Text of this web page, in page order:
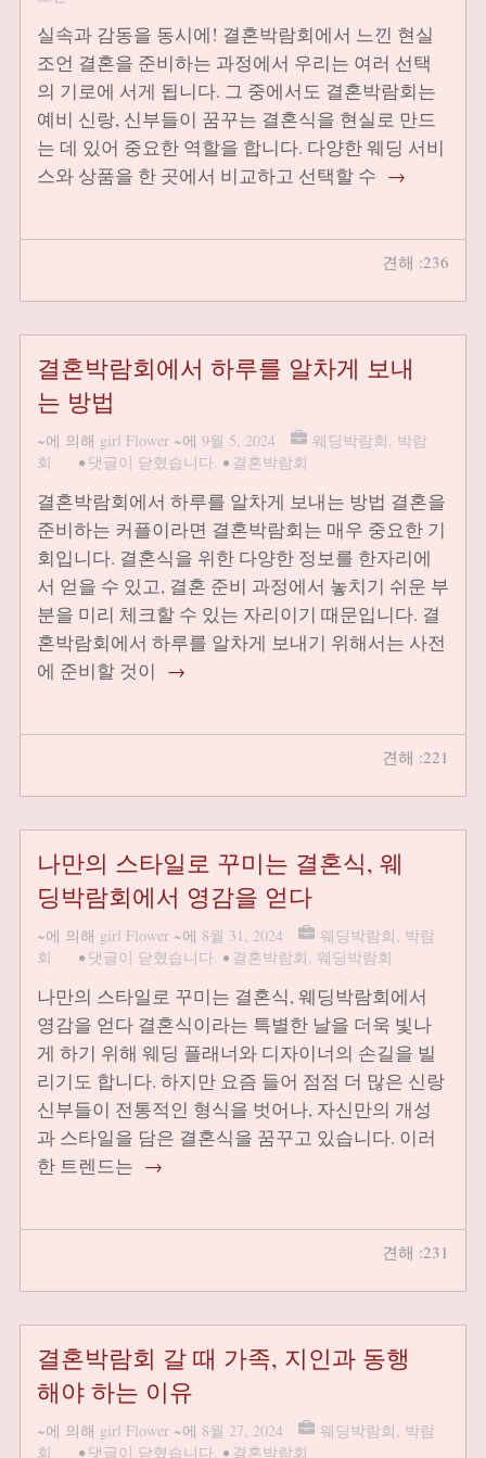
실속과 감동을 동시에! 결혼박람회에서 느낀 현실
조언 결혼을 준비하는 과정에서 우리는 여러 선택
의 기로에 서게 됩니다. 그 중에서도 결혼박람회는
예비 신랑, 신부들이 꿈꾸는 결혼식을 현실로 만드
는 데 있어 중요한 역할을 합니다. 다양한 웨딩 서비
스와 상품을 한 곳에서 비교하고 선택할 수 →
견해 :236
결혼박람회에서 하루를 알차게 보내
는 방법
~에 의해 girl Flower ~에 9월 5, 2024 웨딩박람회, 박람
회
• 댓글이 닫혔습니다. • 결혼박람회
결혼박람회에서 하루를 알차게 보내는 방법 결혼을
준비하는 커플이라면 결혼박람회는 매우 중요한 기
회입니다. 결혼식을 위한 다양한 정보를 한자리에
서 얻을 수 있고, 결혼 준비 과정에서 놓치기 쉬운 부
분을 미리 체크할 수 있는 자리이기 때문입니다. 결
혼박람회에서 하루를 알차게 보내기 위해서는 사전
에 준비할 것이 →
견해 :221
나만의 스타일로 꾸미는 결혼식, 웨
딩박람회에서 영감을 얻다
~에 의해 girl Flower ~에 8월 31, 2024 웨딩박람회, 박람
회
• 댓글이 닫혔습니다. • 결혼박람회, 웨딩박람회
나만의 스타일로 꾸미는 결혼식, 웨딩박람회에서
영감을 얻다 결혼식이라는 특별한 날을 더욱 빛나
게 하기 위해 웨딩 플래너와 디자이너의 손길을 빌
리기도 합니다. 하지만 요즘 들어 점점 더 많은 신랑
신부들이 전통적인 형식을 벗어나, 자신만의 개성
과 스타일을 담은 결혼식을 꿈꾸고 있습니다. 이러
한 트렌드는 →
견해 :231
결혼박람회 갈 때 가족, 지인과 동행
해야 하는 이유
~에 의해 girl Flower ~에 8월 27, 2024 웨딩박람회, 박람
회
• 댓글이 닫혔습니다. • 결혼박람회